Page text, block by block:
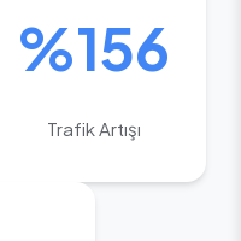
%156
Trafik Artışı